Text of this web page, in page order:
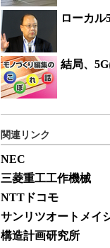
ローカ
結局、
関連リンク
NEC
三菱重工工作機械
NTTドコモ
サンリツオートメイ
構造計画研究所